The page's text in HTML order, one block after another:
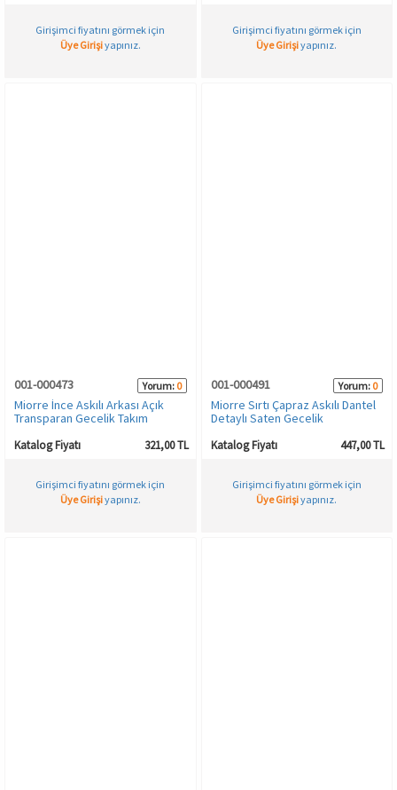
Girişimci fiyatını görmek için
Üye Girişiyapınız.
Girişimci fiyatını görmek için
Üye Girişiyapınız.
001-000473 Yorum: 0
Miorre İnce Askılı Arkası Açık
Transparan Gecelik Takım
Katalog Fiyatı 321,00 TL
Girişimci fiyatını görmek için
Üye Girişiyapınız.
001-000491 Yorum: 0
Miorre Sırtı Çapraz Askılı Dantel
Detaylı Saten Gecelik
Katalog Fiyatı 447,00 TL
Girişimci fiyatını görmek için
Üye Girişiyapınız.